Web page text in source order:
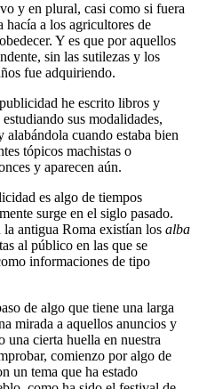
y en plural, casi como si fuera
hacía a los agricultores de
Y es que por aquellos
sin las sutilezas y los
fue adquiriendo.
he escrito libros y
sus modalidades,
cuando estaba bien
tópicos machistas o
y aparecen aún.
es algo de tiempos
surge en el siglo pasado.
la antigua Roma existían los alba
al público en las que se
informaciones de tipo
de algo que tiene una larga
mirada a aquellos anuncios y
una cierta huella en nuestra
comienzo por algo de
un tema que ha estado